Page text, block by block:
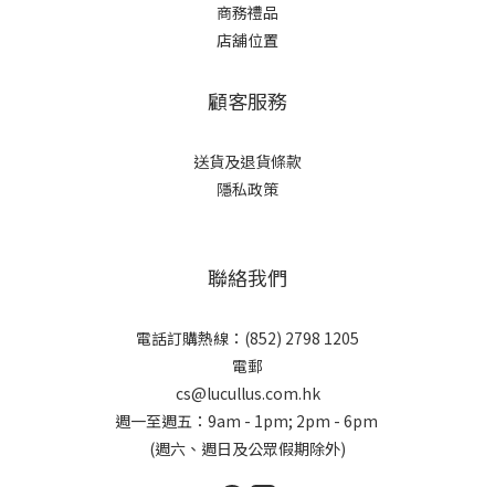
商務禮品
店舖位置
顧客服務
送貨及退貨條款
隱私政策
聯絡我們
電話訂購熱線：(852) 2798 1205
電郵
cs@lucullus.com.hk
週一至週五：9am - 1pm; 2pm - 6pm
(週六、週日及公眾假期除外)